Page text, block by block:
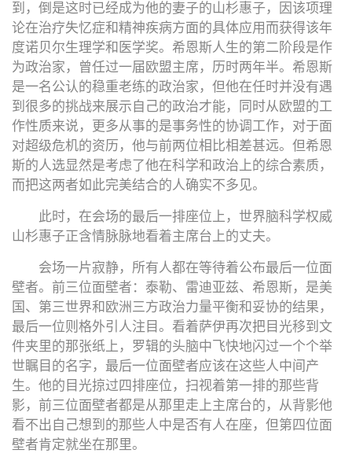
到，倒是这时已经成为他的妻子的山杉惠子，因该项理
论在治疗失忆症和精神疾病方面的具体应用而获得该年
度诺贝尔生理学和医学奖。希恩斯人生的第二阶段是作
为政治家，曾任过一届欧盟主席，历时两年半。希恩斯
是一名公认的稳重老练的政治家，但他在任时并没有遇
到很多的挑战来展示自己的政治才能，同时从欧盟的工
作性质来说，更多从事的是事务性的协调工作，对于面
对超级危机的资历，他与前两位相比相差甚远。但希恩
斯的人选显然是考虑了他在科学和政治上的综合素质，
而把这两者如此完美结合的人确实不多见。
此时，在会场的最后一排座位上，世界脑科学权威
山杉惠子正含情脉脉地看着主席台上的丈夫。
会场一片寂静，所有人都在等待着公布最后一位面
壁者。前三位面壁者：泰勒、雷迪亚兹、希恩斯，是美
国、第三世界和欧洲三方政治力量平衡和妥协的结果，
最后一位则格外引人注目。看着萨伊再次把目光移到文
件夹里的那张纸上，罗辑的头脑中飞快地闪过一个个举
世瞩目的名字，最后一位面壁者应该在这些人中间产
生。他的目光掠过四排座位，扫视着第一排的那些背
影，前三位面壁者都是从那里走上主席台的，从背影他
看不出自己想到的那些人中是否有人在座，但第四位面
壁者肯定就坐在那里。